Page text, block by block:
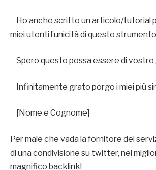
Ho anche scritto un articolo/tutorial
miei utenti l’unicità di questo
Spero questo possa essere di vostro
Infinitamente grato porgo i miei più
[Nome e Cognome]
Per male che vada la fornitore del
di una condivisione su twitter, nel
magnifico backlink!